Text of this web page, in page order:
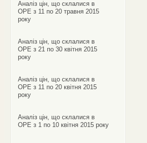
Аналіз цін, що склалися в
ОРЕ з 11 по 20 травня 2015
року
Аналіз цін, що склалися в
ОРЕ з 21 по 30 квітня 2015
року
Аналіз цін, що склалися в
ОРЕ з 11 по 20 квітня 2015
року
Аналіз цін, що склалися в
ОРЕ з 1 по 10 квітня 2015 року